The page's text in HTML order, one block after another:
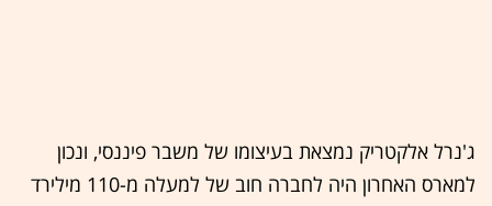
ג'נרל אלקטריק נמצאת בעיצומו של משבר פיננסי, ונכון
למארס האחרון היה לחברה חוב של למעלה מ-110 מילירד